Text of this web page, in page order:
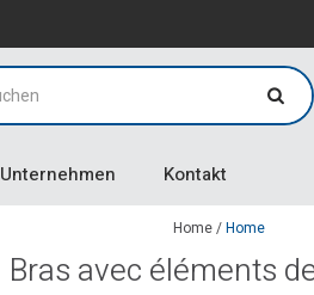
Unternehmen Kontakt
Home/Home
Bras avec éléments